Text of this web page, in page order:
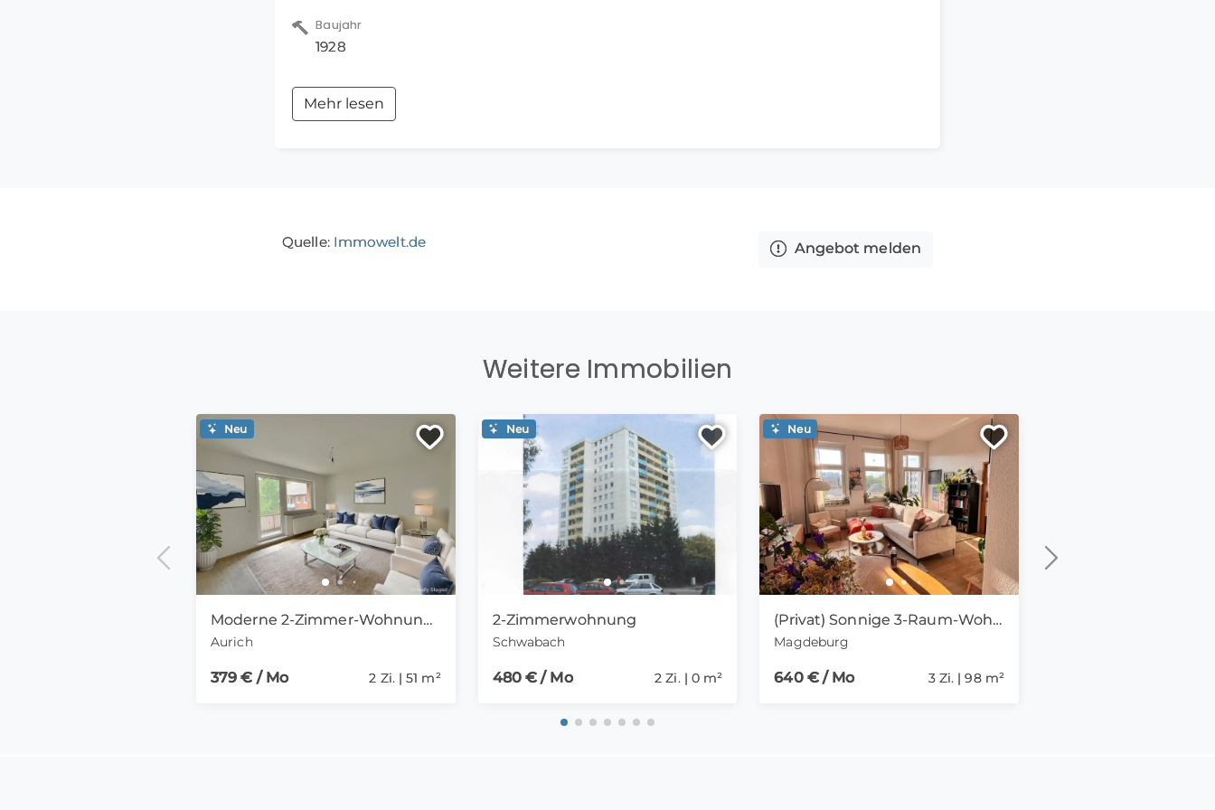
Wir stützen uns bei allen Angaben auf die Information von Dritten und können deshalb
keine Gewähr für deren Richtigkeit und Vollständigkeit übernehmen.
Baujahr
1928
Mehr lesen
Quelle: Immowelt.de Angebot melden
Weitere Immobilien
Moderne 2-Zimmer-Wohnung mit Duschbad und Balkon!
Aurich
379 € / Mo 2 Zi. | 51 m²
Neu
2-Zimmerwohnung
Schwabach
480 € / Mo 2 Zi. | 0 m²
Neu
(Privat) Sonnige 3-Raum-Wohnung in Stadtfeld Ost
Magdeburg
640 € / Mo 3 Zi. | 98 m²
Neu